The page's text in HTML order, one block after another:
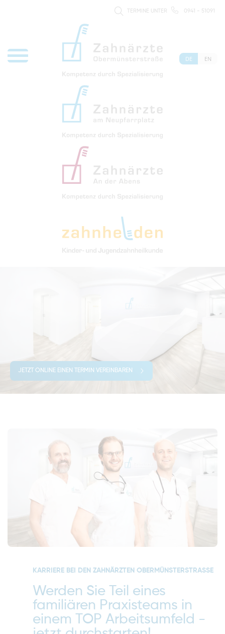
TERMINE UNTER 0941 - 51091
DE EN
JETZT ONLINE EINEN TERMIN VEREINBAREN
KARRIERE BEI DEN ZAHNÄRZTEN OBERMÜNSTERSTRASSE
Werden Sie Teil eines
familiären Praxisteams in
einem TOP Arbeitsumfeld -